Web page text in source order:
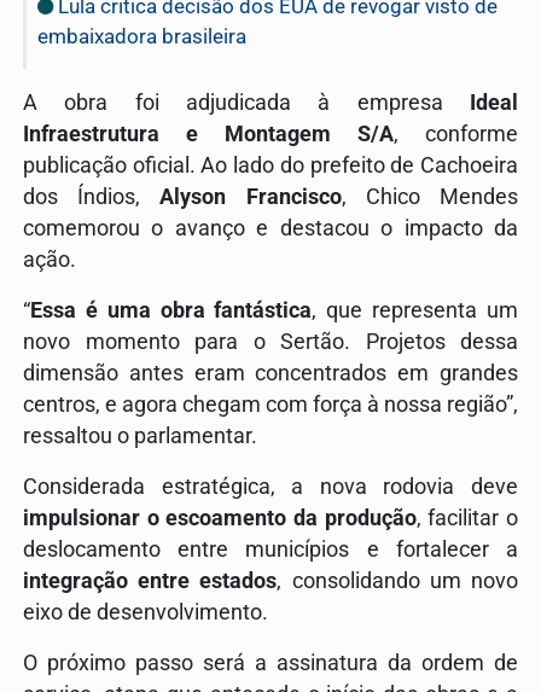
Lula critica decisão dos EUA de revogar visto de
embaixadora brasileira
A obra foi adjudicada à empresa Ideal
Infraestrutura e Montagem S/A, conforme
publicação oficial. Ao lado do prefeito de Cachoeira
dos Índios,Alyson Francisco, Chico Mendes
comemorou o avanço e destacou o impacto da
ação.
“Essa é uma obra fantástica, que representa um
novo momento para o Sertão. Projetos dessa
dimensão antes eram concentrados em grandes
centros, e agora chegam com força à nossa região”,
ressaltou o parlamentar.
Considerada estratégica, a nova rodovia deve
impulsionar o escoamento da produção, facilitar o
deslocamento entre municípios e fortalecer a
integração entre estados, consolidando um novo
eixo de desenvolvimento.
O próximo passo será a assinatura da ordem de